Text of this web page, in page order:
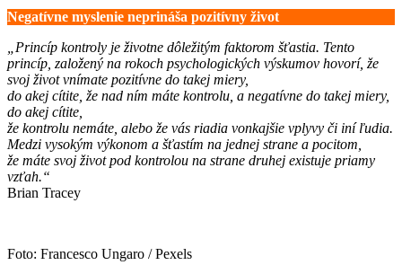
Negatívne myslenie neprináša pozitívny život
„Princíp kontroly je životne dôležitým faktorom šťastia. Tento
princíp, založený na rokoch psychologických výskumov hovorí, že
svoj život vnímate pozitívne do takej miery,
do akej cítite, že nad ním máte kontrolu, a negatívne do takej miery,
do akej cítite,
že kontrolu nemáte, alebo že vás riadia vonkajšie vplyvy či iní ľudia.
Medzi vysokým výkonom a šťastím na jednej strane a pocitom,
že máte svoj život pod kontrolou na strane druhej existuje priamy
vzťah.“
Brian Tracey
Foto: Francesco Ungaro / Pexels